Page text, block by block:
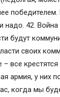
победителем.
надо. 42.
будут
своих
– все
армия, у них
когда мы